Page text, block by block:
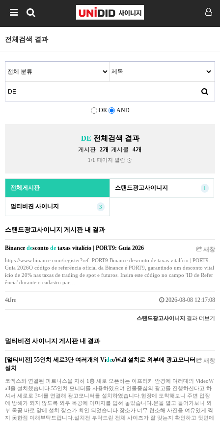
전체검색 결과
OR AND
DE전체검색 결과
게시판 2개 게시물 4개
1/1 페이지 열람 중
전체게시판 스탠드광고사이니지 1
멀티비젼 사이니지 3
스탠드광고사이니지 게시판 내 결과
Binance desconto de taxas vitalício | PORT9: Guia 2026 새창
https://www.binance.com/register?ref=PORT9 Binance desconto de taxas vitalício | PORT9:
Guia 2026O código de referência oficial da Binance é PORT9, garantindo um desconto vital
ício de 20% nas taxas de trading de spot e futuros. Insira este código no campo 'ID de Refer
ência' durante o cadastro par…
4tJre 2026-08-08 12:17:08
스탠드광고사이니지 결과 더보기
멀티비젼 사이니지 게시판 내 결과
[멀티비전] 55인치 세로3단 여러개의 VideoWall 설치로 외부에 광고모니터
설치
새창
코엑스와 연결된 파르나스몰 지하 1층 새로 오픈하는 아프리카 안경에 여러대의 VideoW
all을 설치했습니다.55인치 모니터를 사용하였으며 인물중심의 광고를 진행하신다고 하
셔서 세로로 3대를 연결해 광고모니터를 설치하였습니다.현장에 도착해보니 주변 업장
에 방해가 되지 않도록 외부 목공에 이미지를 입혀 놓았습니다.문을 열고 들어가보니 외
부 목공 바로 앞에 설치 장소가 확인 되었습니다.장소가 너무 협소해 사진을 여유있게 찍
지 못한점 이해부탁드립니다.설치전 부탁드린 전체 사이즈가 잘 맞는지 확인하고 뒷면에